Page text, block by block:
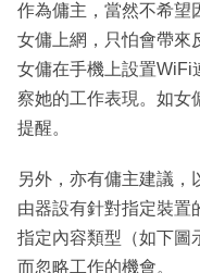
作為傭主，當然不希望
女傭上網，只怕會帶來
女傭在手機上設置WiFi
察她的工作表現。如女
提醒。
另外，亦有傭主建議，
由器設有針對指定裝置
指定內容類型（如下圖
而忽略工作的機會。